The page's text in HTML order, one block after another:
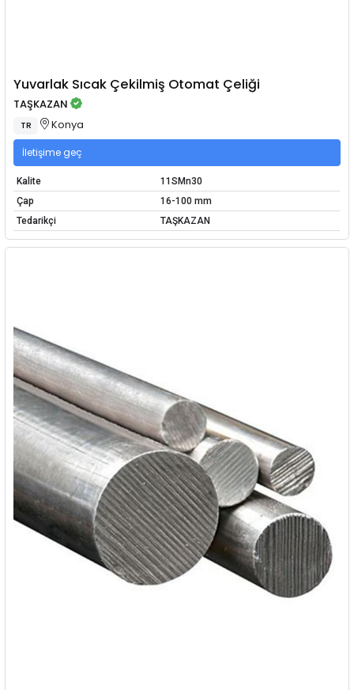
Yuvarlak Sıcak Çekilmiş Otomat Çeliği
TAŞKAZAN
TR Konya
İletişime geç
Kalite
11SMn30
Çap
16-100 mm
Tedarikçi
TAŞKAZAN